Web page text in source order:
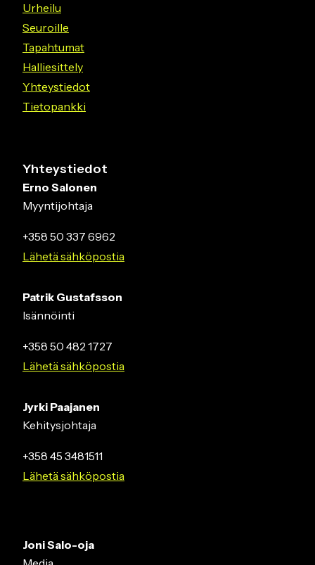
Urheilu
Seuroille
Tapahtumat
Halliesittely
Yhteystiedot
Tietopankki
Yhteystiedot
Erno Salonen
Myyntijohtaja
+358 50 337 6962
Lähetä sähköpostia
Patrik Gustafsson
Isännöinti
+358 50 482 1727
Lähetä sähköpostia
Jyrki Paajanen
Kehitysjohtaja
+358 45 3481511
Lähetä sähköpostia
Joni Salo-oja